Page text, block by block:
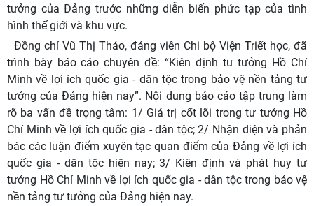
tưởng của Đảng trước những diễn biến phức tạp của tình
hình thế giới và khu vực.
Đồng chí Vũ Thị Thảo, đảng viên Chi bộ Viện Triết học, đã
trình bày báo cáo chuyên đề: “Kiên định tư tưởng Hồ Chí
Minh về lợi ích quốc gia - dân tộc trong bảo vệ nền tảng tư
tưởng của Đảng hiện nay”. Nội dung báo cáo tập trung làm
rõ ba vấn đề trọng tâm: 1/ Giá trị cốt lõi trong tư tưởng Hồ
Chí Minh về lợi ích quốc gia - dân tộc; 2/ Nhận diện và phản
bác các luận điểm xuyên tạc quan điểm của Đảng về lợi ích
quốc gia - dân tộc hiện nay; 3/ Kiên định và phát huy tư
tưởng Hồ Chí Minh về lợi ích quốc gia - dân tộc trong bảo vệ
nền tảng tư tưởng của Đảng hiện nay.